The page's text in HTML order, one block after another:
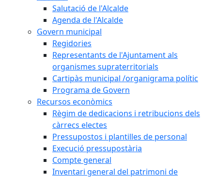
Salutació de l'Alcalde
Agenda de l'Alcalde
Govern municipal
Regidories
Representants de l'Ajuntament als
organismes supraterritorials
Cartipàs municipal /organigrama polític
Programa de Govern
Recursos econòmics
Règim de dedicacions i retribucions dels
càrrecs electes
Pressupostos i plantilles de personal
Execució pressupostària
Compte general
Inventari general del patrimoni de